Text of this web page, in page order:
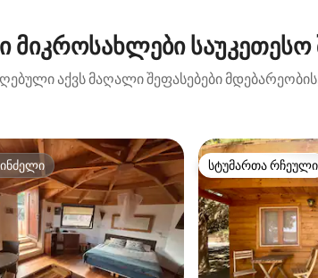
მიკროსახლები საუკეთესო
აქვს მაღალი შეფასებები
სტუმართა რჩეული
სტუმართა რჩეული